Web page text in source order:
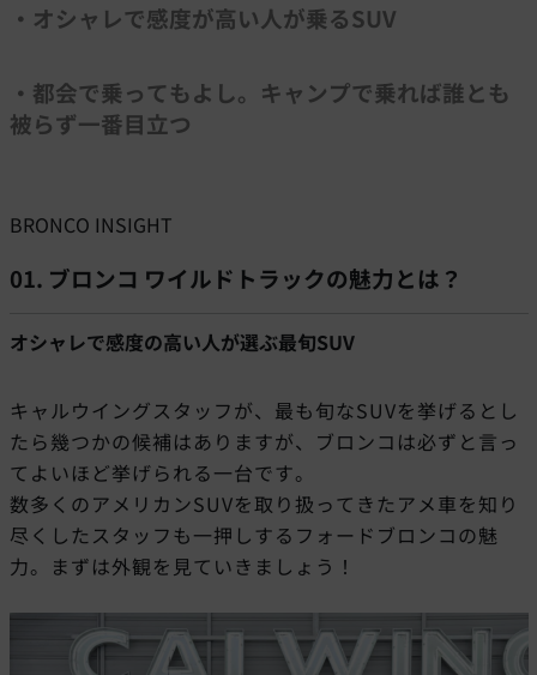
・オシャレで感度が高い人が乗るSUV
・都会で乗ってもよし。キャンプで乗れば誰とも
被らず一番目立つ
BRONCO INSIGHT
01. ブロンコ ワイルドトラックの魅力とは？
オシャレで感度の高い人が選ぶ最旬SUV
キャルウイングスタッフが、最も旬なSUVを挙げるとし
たら幾つかの候補はありますが、ブロンコは必ずと言っ
てよいほど挙げられる一台です。
数多くのアメリカンSUVを取り扱ってきたアメ車を知り
尽くしたスタッフも一押しするフォードブロンコの魅
力。まずは外観を見ていきましょう！